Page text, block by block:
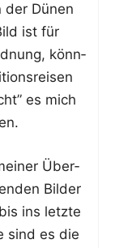
der Dünen
ist für
könn­
es mich
Über­
Bil­der
ins letz­te
sind es die